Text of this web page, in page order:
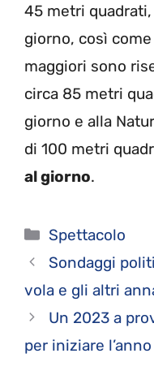
45 metri
giorno, così
maggiori sono
circa 85 metri
giorno e alla
di 100 metri
al giorno.
Categorie
Spettacolo
Sondaggi
vola e gli altri
Un 2023 a
per iniziare